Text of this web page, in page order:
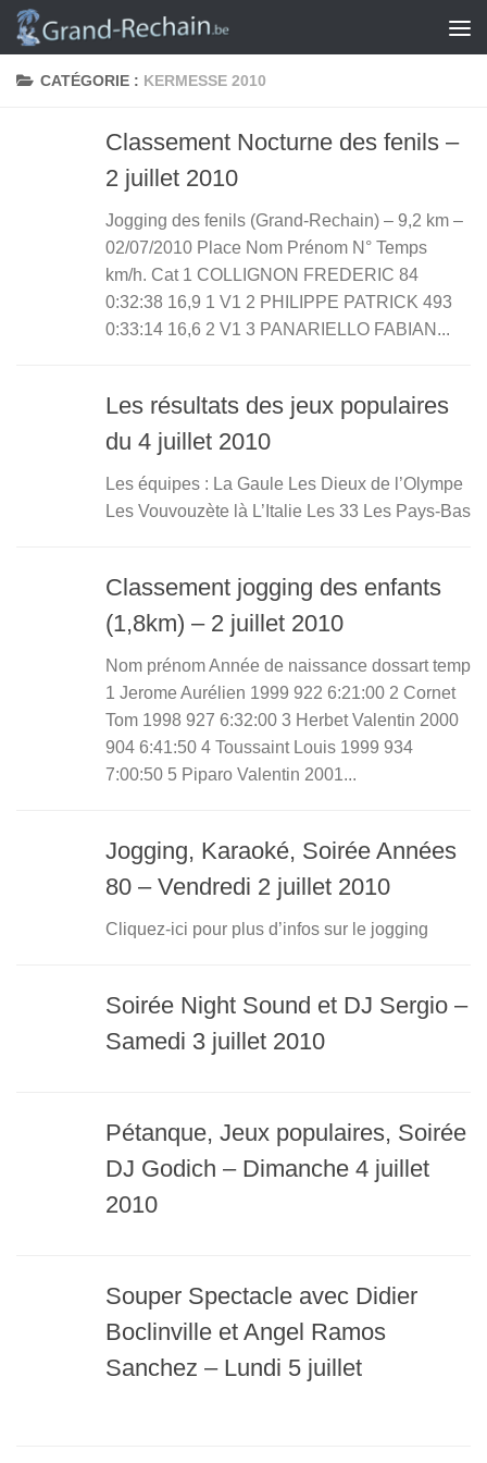
Skip to content
CATÉGORIE : KERMESSE 2010
Classement Nocturne des fenils –
2 juillet 2010
Jogging des fenils (Grand-Rechain) – 9,2 km –
02/07/2010 Place Nom Prénom N° Temps
km/h. Cat 1 COLLIGNON FREDERIC 84
0:32:38 16,9 1 V1 2 PHILIPPE PATRICK 493
0:33:14 16,6 2 V1 3 PANARIELLO FABIAN...
Les résultats des jeux populaires
du 4 juillet 2010
Les équipes : La Gaule Les Dieux de l’Olympe
Les Vouvouzète là L’Italie Les 33 Les Pays-Bas
Classement jogging des enfants
(1,8km) – 2 juillet 2010
Nom prénom Année de naissance dossart temp
1 Jerome Aurélien 1999 922 6:21:00 2 Cornet
Tom 1998 927 6:32:00 3 Herbet Valentin 2000
904 6:41:50 4 Toussaint Louis 1999 934
7:00:50 5 Piparo Valentin 2001...
Jogging, Karaoké, Soirée Années
80 – Vendredi 2 juillet 2010
Cliquez-ici pour plus d’infos sur le jogging
Soirée Night Sound et DJ Sergio –
Samedi 3 juillet 2010
Pétanque, Jeux populaires, Soirée
DJ Godich – Dimanche 4 juillet
2010
Souper Spectacle avec Didier
Boclinville et Angel Ramos
Sanchez – Lundi 5 juillet